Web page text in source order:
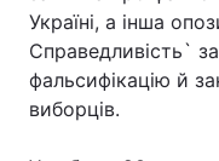
Україні, а інша
Справедливість`
фальсифікацію й
виборців.